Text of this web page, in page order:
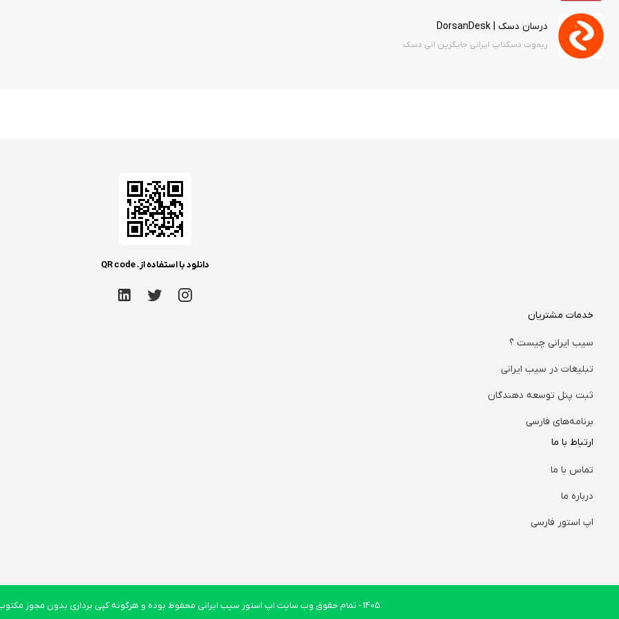
درسان دسک | DorsanDesk
ریموت دسکتاپ ایرانی جایگزین انی دسک
دانلود با استفاده از. QR code
خدمات مشتریان
سیب ایرانی چیست ؟
تبلیغات در سیب ایرانی
ثبت پنل توسعه دهندگان
برنامه‌های فارسی
ارتباط با ما
تماس با ما
درباره ما
اپ استور فارسی
1405- تمام حقوق وب سایت اپ استور سیب ایرانی محفوظ بوده و هرگونه کپی برداری بدون مجوز مکتوب